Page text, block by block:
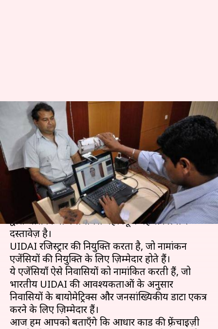
इन आसान तरीको को अपनाकर
आप भी पा सकते हैं आधार कार्ड की
फ़्रेंचाइज़ी
प्रदीप मौर्य Jun 05, 2019 07:55 pm
क्या है खबर?
आधार कार्ड भारतीय विशिष्ट पहचान प्राधिकरण (UIDAI)
द्वारा जारी किया गया सबसे महत्वपूर्ण पहचान प्रमाण
दस्तावेज़ है।
UIDAI रजिस्ट्रार की नियुक्ति करता है, जो नामांकन
एजेंसियों की नियुक्ति के लिए ज़िम्मेदार होते हैं।
ये एजेंसियाँ ऐसे निवासियों को नामांकित करती हैं, जो
भारतीय UIDAI की आवश्यकताओं के अनुसार
निवासियों के बायोमेट्रिक्स और जनसांख्यिकीय डाटा एकत्र
करने के लिए ज़िम्मेदार हैं।
आज हम आपको बताएँगे कि आधार कार्ड की फ़्रेंचाइज़ी